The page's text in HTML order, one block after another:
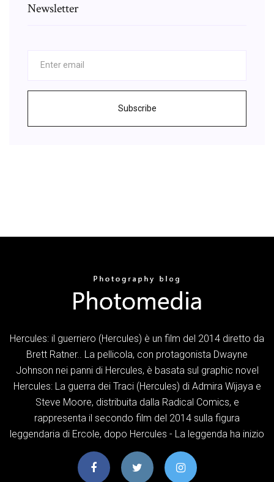
Newsletter
Subscribe
Hercules: il guerriero (Hercules) è un film del 2014 diretto da
Brett Ratner.. La pellicola, con protagonista Dwayne
Johnson nei panni di Hercules, è basata sul graphic novel
Hercules: La guerra dei Traci (Hercules) di Admira Wijaya e
Steve Moore, distribuita dalla Radical Comics, e
rappresenta il secondo film del 2014 sulla figura
leggendaria di Ercole, dopo Hercules - La leggenda ha inizio